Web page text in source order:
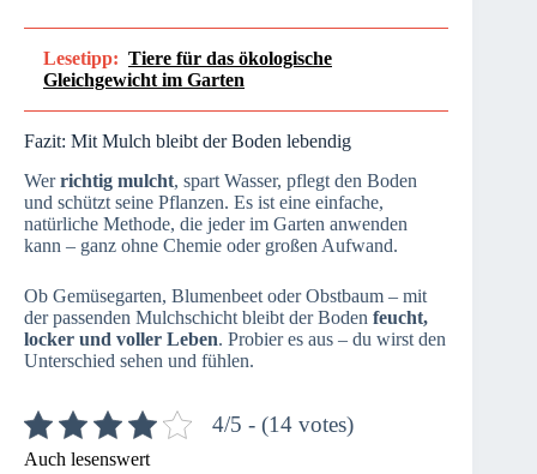
Lesetipp: Tiere für das ökologische
Gleichgewicht im Garten
Fazit: Mit Mulch bleibt der Boden lebendig
Werrichtig mulcht, spart Wasser, pflegt den Boden
und schützt seine Pflanzen. Es ist eine einfache,
natürliche Methode, die jeder im Garten anwenden
kann – ganz ohne Chemie oder großen Aufwand.
Ob Gemüsegarten, Blumenbeet oder Obstbaum – mit
der passenden Mulchschicht bleibt der Boden feucht,
locker und voller Leben. Probier es aus – du wirst den
Unterschied sehen und fühlen.
4/5 - (14 votes)
Auch lesenswert